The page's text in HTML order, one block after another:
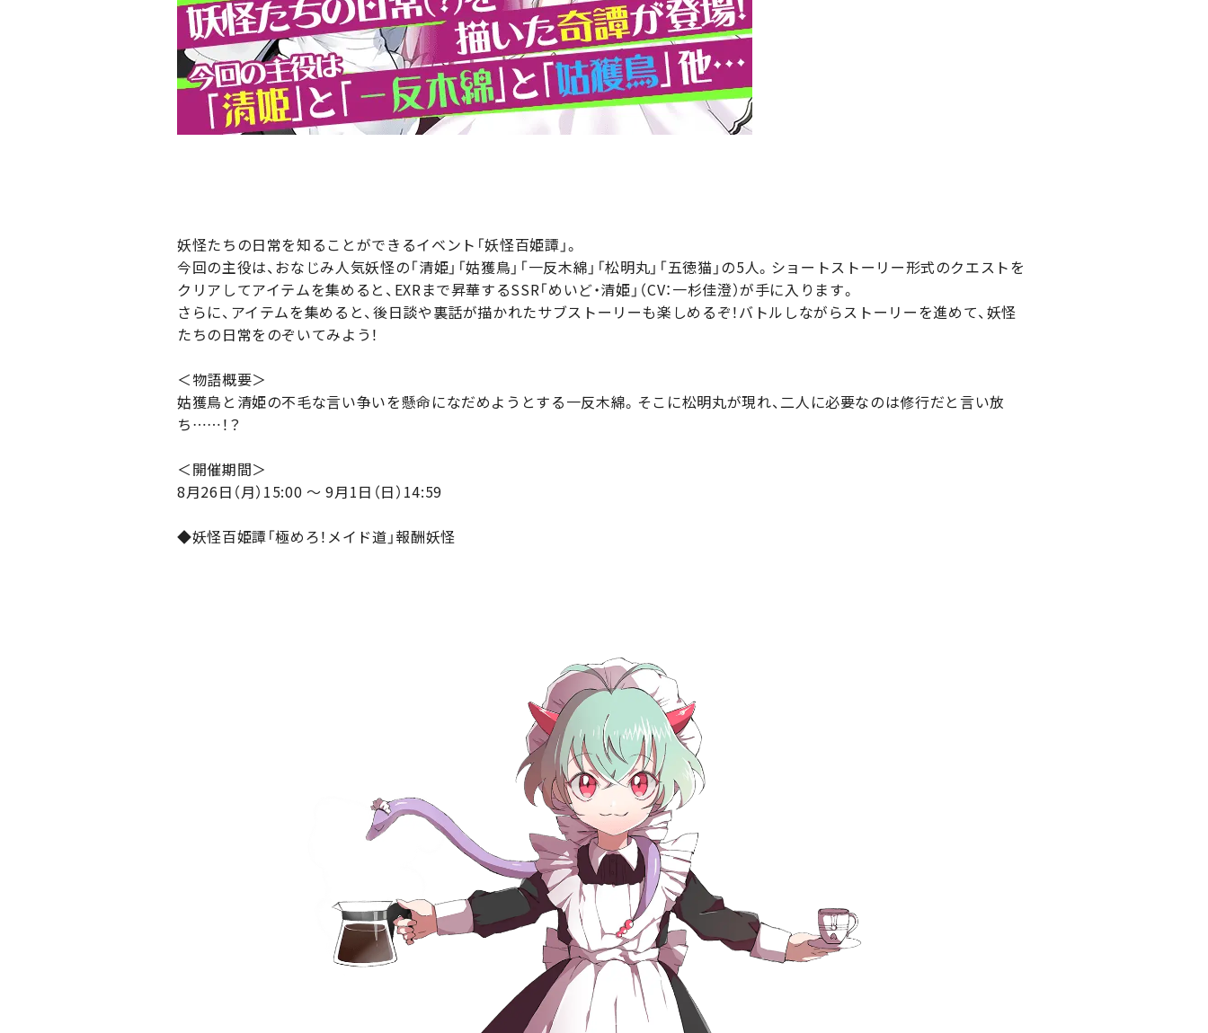
妖怪たちの日常を知ることができるイベント「妖怪百姫譚」。
今回の主役は、おなじみ人気妖怪の「清姫」「姑獲鳥」「一反木綿」「松明丸」「五徳猫」の5人。ショートストーリー形式のクエストを
クリアしてアイテムを集めると、EXRまで昇華するSSR「めいど・清姫」（CV：一杉佳澄）が手に入ります。
さらに、アイテムを集めると、後日談や裏話が描かれたサブストーリーも楽しめるぞ！バトルしながらストーリーを進めて、妖怪
たちの日常をのぞいてみよう！
＜物語概要＞
姑獲鳥と清姫の不毛な言い争いを懸命になだめようとする一反木綿。そこに松明丸が現れ、二人に必要なのは修行だと言い放
ち……！？
＜開催期間＞
8月26日（月）15:00 ～ 9月1日（日）14:59
◆妖怪百姫譚「極めろ！メイド道」報酬妖怪